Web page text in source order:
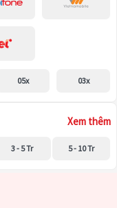
05x 03x
Xem thêm
3 - 5 Tr 5 - 10 Tr